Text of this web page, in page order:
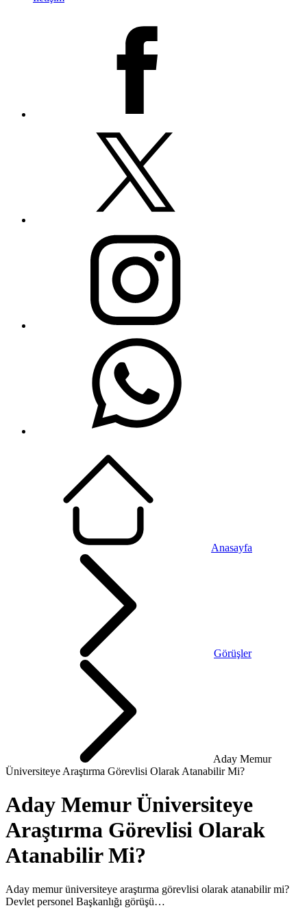
Anasayfa
Görüşler
Aday Memur
Üniversiteye Araştırma Görevlisi Olarak Atanabilir Mi?
Aday Memur Üniversiteye
Araştırma Görevlisi Olarak
Atanabilir Mi?
Aday memur üniversiteye araştırma görevlisi olarak atanabilir mi?
Devlet personel Başkanlığı görüşü…